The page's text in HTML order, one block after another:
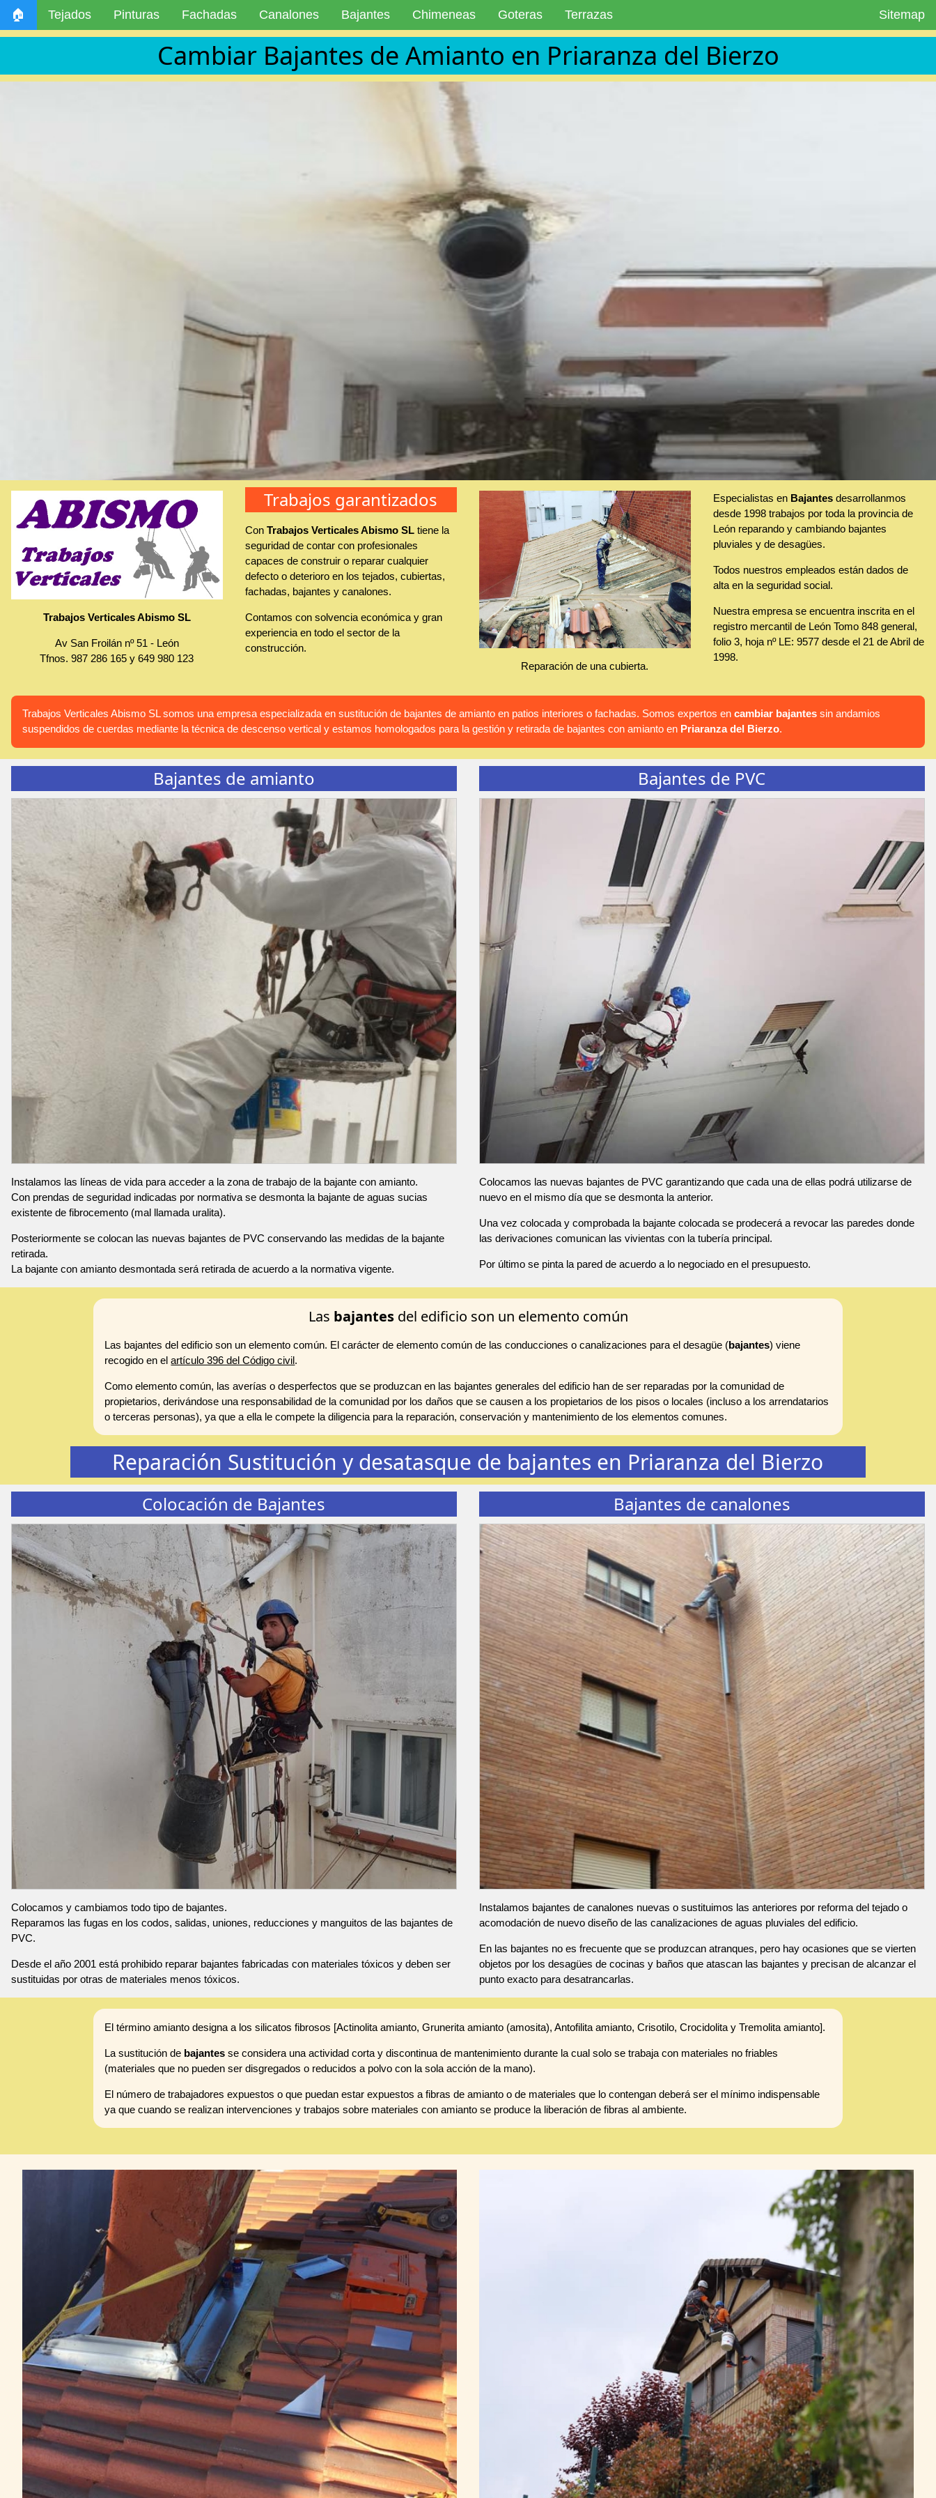
🏠 Tejados Pinturas Fachadas Canalones Bajantes Chimeneas Goteras Terrazas Sitemap
Cambiar Bajantes de Amianto en Priaranza del Bierzo
Trabajos Verticales Abismo SL
Av San Froilán nº 51 - León
Tfnos.987 286 165 y649 980 123
Trabajos garantizados
Con Trabajos Verticales Abismo SLtiene la
seguridad de contar con profesionales
capaces de construir o reparar cualquier
defecto o deterioro en los tejados, cubiertas,
fachadas, bajantes y canalones.
Contamos con solvencia económica y gran
experiencia en todo el sector de la
construcción.
Reparación de una cubierta.
Especialistas en Bajantes desarrollanmos
desde 1998 trabajos por toda la provincia de
León reparando y cambiando bajantes
pluviales y de desagües.
Todos nuestros empleados están dados de
alta en la seguridad social.
Nuestra empresa se encuentra inscrita en el
registro mercantil de León Tomo 848 general,
folio 3, hoja nº LE: 9577 desde el 21 de Abril de
1998.
Trabajos Verticales Abismo SL somos una empresa especializada en sustitución de bajantes de amianto en patios interiores o fachadas. Somos expertos en cambiar bajantes sin andamios
suspendidos de cuerdas mediante la técnica de descenso vertical y estamos homologados para la gestión y retirada de bajantes con amianto en Priaranza del Bierzo.
Bajantes de amianto
Instalamos las líneas de vida para acceder a la zona de trabajo de la bajante con amianto.
Con prendas de seguridad indicadas por normativa se desmonta la bajante de aguas sucias
existente de fibrocemento (mal llamada uralita).
Posteriormente se colocan las nuevas bajantes de PVC conservando las medidas de la bajante
retirada.
La bajante con amianto desmontada será retirada de acuerdo a la normativa vigente.
Bajantes de PVC
Colocamos las nuevas bajantes de PVC garantizando que cada una de ellas podrá utilizarse de
nuevo en el mismo día que se desmonta la anterior.
Una vez colocada y comprobada la bajante colocada se prodecerá a revocar las paredes donde
las derivaciones comunican las vivientas con la tubería principal.
Por último se pinta la pared de acuerdo a lo negociado en el presupuesto.
Las bajantesdel edificio son un elemento común
Las bajantes del edificio son un elemento común. El carácter de elemento común de las conducciones o canalizaciones para el desagüe (bajantes) viene
recogido en elartículo 396 del Código civil.
Como elemento común, las averías o desperfectos que se produzcan en las bajantes generales del edificio han de ser reparadas por la comunidad de
propietarios, derivándose una responsabilidad de la comunidad por los daños que se causen a los propietarios de los pisos o locales (incluso a los arrendatarios
o terceras personas), ya que a ella le compete la diligencia para la reparación, conservación y mantenimiento de los elementos comunes.
Reparación Sustitución y desatasque de bajantes en Priaranza del Bierzo
Colocación de Bajantes
Colocamos y cambiamos todo tipo de bajantes.
Reparamos las fugas en los codos, salidas, uniones, reducciones y manguitos de las bajantes de
PVC.
Desde el año 2001 está prohibido reparar bajantes fabricadas con materiales tóxicos y deben ser
sustituidas por otras de materiales menos tóxicos.
Bajantes de canalones
Instalamos bajantes de canalones nuevas o sustituimos las anteriores por reforma del tejado o
acomodación de nuevo diseño de las canalizaciones de aguas pluviales del edificio.
En las bajantes no es frecuente que se produzcan atranques, pero hay ocasiones que se vierten
objetos por los desagües de cocinas y baños que atascan las bajantes y precisan de alcanzar el
punto exacto para desatrancarlas.
El término amianto designa a los silicatos fibrosos [Actinolita amianto, Grunerita amianto (amosita), Antofilita amianto, Crisotilo, Crocidolita y Tremolita amianto].
La sustitución de bajantes se considera una actividad corta y discontinua de mantenimiento durante la cual solo se trabaja con materiales no friables
(materiales que no pueden ser disgregados o reducidos a polvo con la sola acción de la mano).
El número de trabajadores expuestos o que puedan estar expuestos a fibras de amianto o de materiales que lo contengan deberá ser el mínimo indispensable
ya que cuando se realizan intervenciones y trabajos sobre materiales con amianto se produce la liberación de fibras al ambiente.